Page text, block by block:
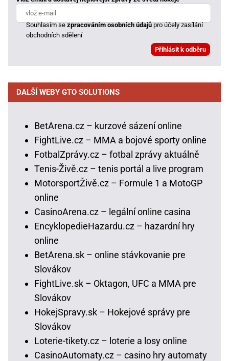
Souhlasím sezpracováním osobních údajůpro účely zasílání
obchodních sdělení
DALŠÍ WEBY GTO SOLUTIONS
BetArena.cz – kurzové sázení online
FightLive.cz – MMA a bojové sporty online
FotbalZprávy.cz – fotbal zprávy aktuálně
Tenis-Živě.cz – tenis portál a live program
MotorsportŽivě.cz – Formule 1 a MotoGP
online
CasinoArena.cz – legální online casina
EncyklopedieHazardu.cz – hazardní hry
online
BetArena.sk – online stávkovanie pre
Slovákov
FightLive.sk – Oktagon, UFC a MMA pre
Slovákov
HokejSpravy.sk – Hokejové správy pre
Slovákov
Loterie-tikety.cz – loterie a losy online
CasinoAutomaty.cz – casino hry automaty